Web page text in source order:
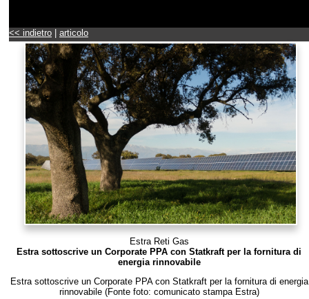
<< indietro articolo
Estra Reti Gas
Estra sottoscrive un Corporate PPA con Statkraft per la fornitura di
energia rinnovabile
Estra sottoscrive un Corporate PPA con Statkraft per la fornitura di energia
rinnovabile (Fonte foto: comunicato stampa Estra)